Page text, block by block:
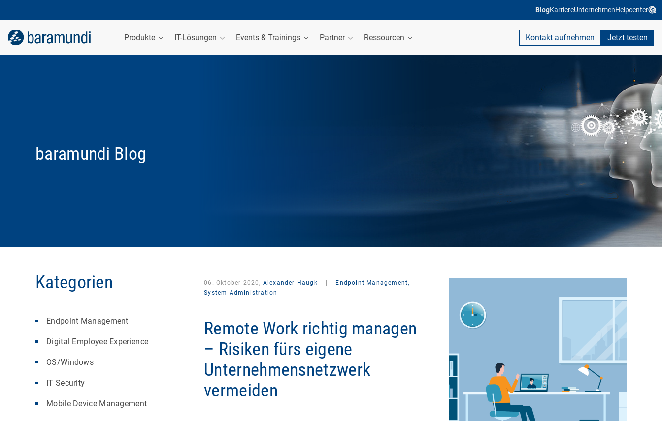
BlogKarriereUnternehmenHelpcenter
Produkte IT-Lösungen Events & Trainings Partner Ressourcen Kontakt aufnehmen Jetzt testen
baramundi Blog
Kategorien
Endpoint Management
Digital Employee Experience
OS/Windows
IT Security
Mobile Device Management
06. Oktober 2020, Alexander Haugk
Endpoint Management,
System Administration
Remote Work richtig managen
– Risiken fürs eigene
Unternehmensnetzwerk
vermeiden